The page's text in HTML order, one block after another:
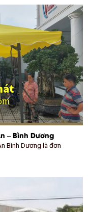
– Bình Dương
Bình Dương là đơn